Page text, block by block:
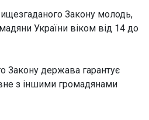
Закону молодь,
України віком від 14 до
Закону держава гарантує
з іншими громадянами